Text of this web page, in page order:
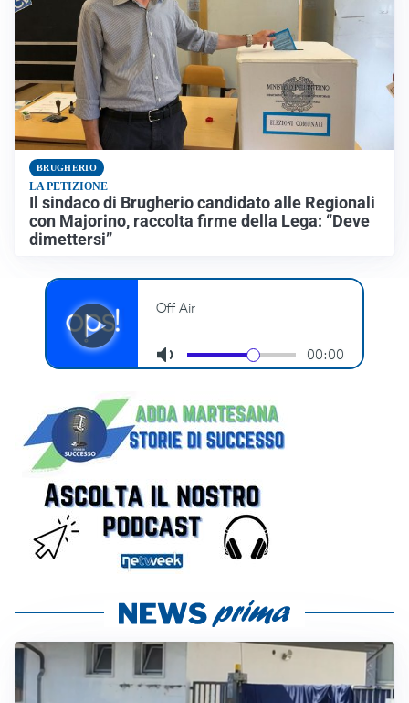
BRUGHERIO
LA PETIZIONE
Il sindaco di Brugherio candidato alle Regionali
con Majorino, raccolta firme della Lega: “Deve
dimettersi”